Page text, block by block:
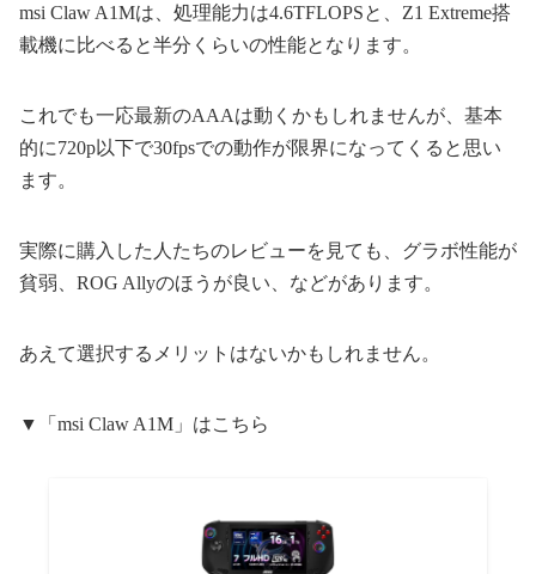
msi Claw A1Mは、処理能力は4.6TFLOPSと、Z1 Extreme搭
載機に比べると半分くらいの性能となります。
これでも一応最新のAAAは動くかもしれませんが、基本
的に720p以下で30fpsでの動作が限界になってくると思い
ます。
実際に購入した人たちのレビューを見ても、グラボ性能が
貧弱、ROG Allyのほうが良い、などがあります。
あえて選択するメリットはないかもしれません。
▼「msi Claw A1M」はこちら